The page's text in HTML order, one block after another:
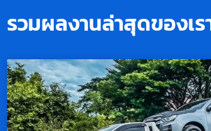
รวมผลงานล่าสุดของเร